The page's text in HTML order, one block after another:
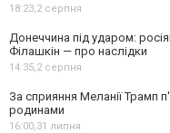
18:23,2 серпня
Донеччина під ударом:
Філашкін — про наслідки
14:35,2 серпня
За сприяння Меланії Трамп
родинами
16:00,31 липня